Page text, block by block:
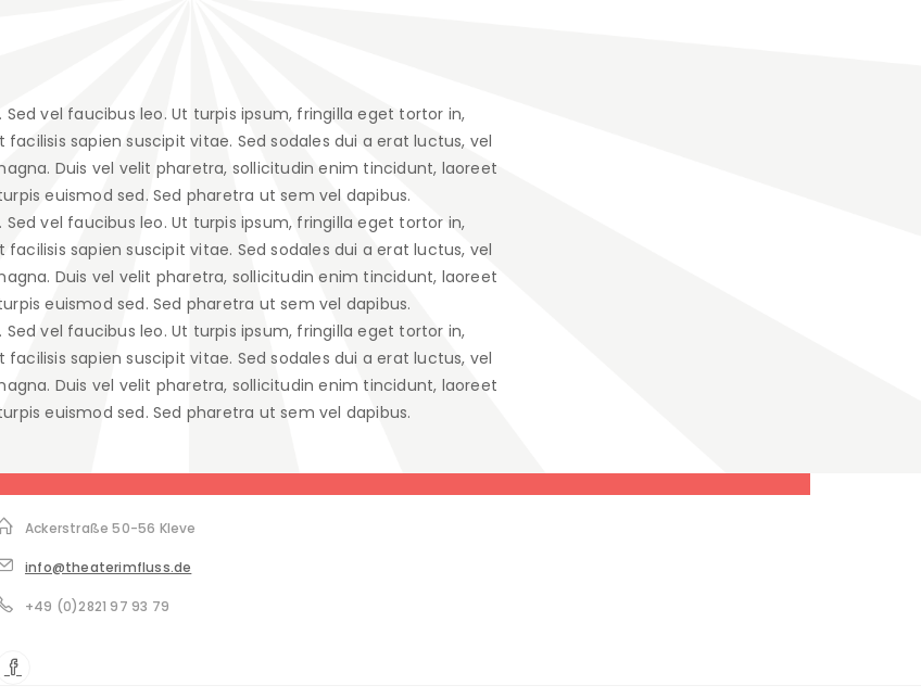
vel faucibus leo. Ut turpis ipsum, fringilla eget tortor in,
sapien suscipit vitae. Sed sodales dui a erat luctus, vel
Duis vel velit pharetra, sollicitudin enim tincidunt, laoreet
euismod sed. Sed pharetra ut sem vel dapibus.
vel faucibus leo. Ut turpis ipsum, fringilla eget tortor in,
sapien suscipit vitae. Sed sodales dui a erat luctus, vel
Duis vel velit pharetra, sollicitudin enim tincidunt, laoreet
euismod sed. Sed pharetra ut sem vel dapibus.
vel faucibus leo. Ut turpis ipsum, fringilla eget tortor in,
sapien suscipit vitae. Sed sodales dui a erat luctus, vel
Duis vel velit pharetra, sollicitudin enim tincidunt, laoreet
euismod sed. Sed pharetra ut sem vel dapibus.
Ackerstraße 50-56 Kleve
info@theaterimfluss.de
+49 (0)2821 97 93 79